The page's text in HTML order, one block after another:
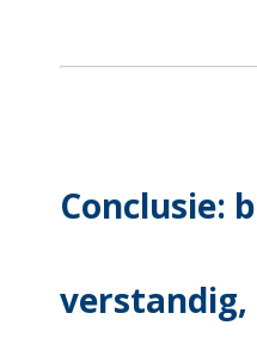
Conclusie: